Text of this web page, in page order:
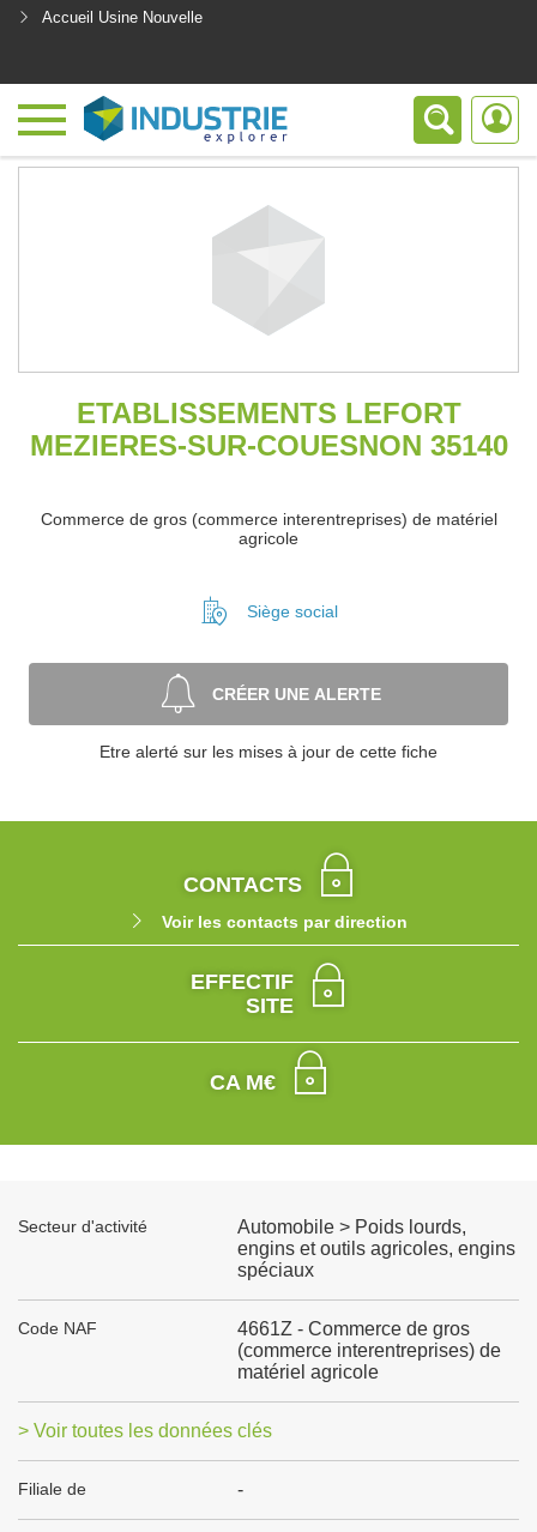
Accueil Usine Nouvelle
ETABLISSEMENTS LEFORT
MEZIERES-SUR-COUESNON 35140
Commerce de gros (commerce interentreprises) de matériel
agricole
Siège social
CRÉER UNE ALERTE
Etre alerté sur les mises à jour de cette fiche
CONTACTS
Voir les contacts par direction
EFFECTIF
SITE
CA M€
Secteur d'activité
Automobile > Poids lourds,
engins et outils agricoles, engins
spéciaux
Code NAF
4661Z - Commerce de gros
(commerce interentreprises) de
matériel agricole
> Voir toutes les données clés
Filiale de -